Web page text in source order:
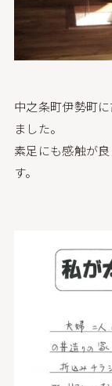
中之条町伊勢町
ました。
素足にも感触が
す。